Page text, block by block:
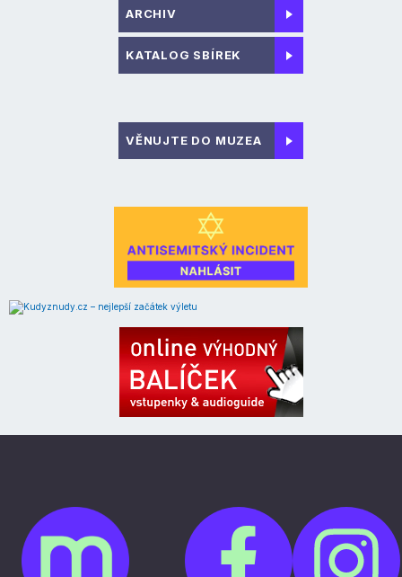
ARCHIV
KATALOG SBÍREK
VĚNUJTE DO MUZEA